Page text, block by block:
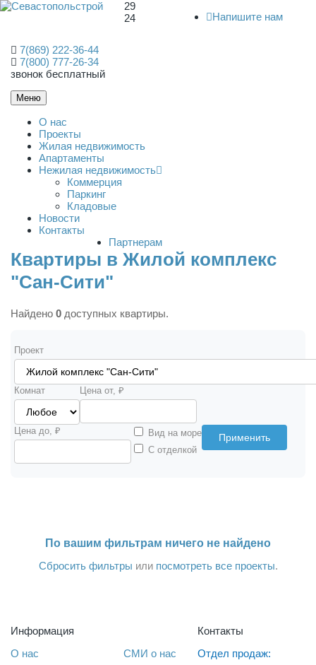
29
24
Напишите нам
7(869) 222-36-44
7(800) 777-26-34
звонок бесплатный
Меню
О нас
Проекты
Жилая недвижимость
Апартаменты
Нежилая недвижимость
Коммерция
Паркинг
Кладовые
Новости
Контакты
Партнерам
Квартиры в Жилой комплекс
"Сан-Сити"
Найдено 0 доступных квартиры.
Проект
Комнат Цена от, ₽
Цена до, ₽
Вид на море
С отделкой
Применить
По вашим фильтрам ничего не найдено
Сбросить фильтры или посмотреть все проекты.
Информация
О нас
СМИ о нас
Контакты
Отдел продаж: